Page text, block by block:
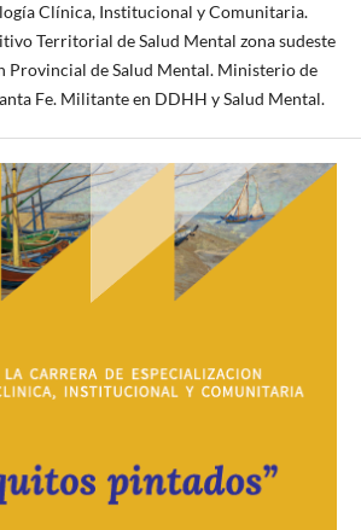
Clínica, Institucional y Comunitaria.
Territorial de Salud Mental zona sudeste
Provincial de Salud Mental. Ministerio de
Fe. Militante en DDHH y Salud Mental.